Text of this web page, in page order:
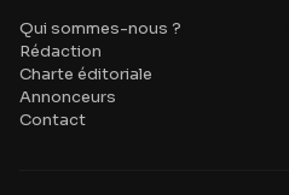
Qui sommes-nous ?
Rédaction
Charte éditoriale
Annonceurs
Contact